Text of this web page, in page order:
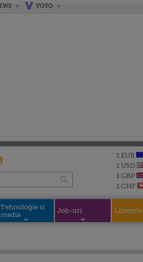
VOYO
1 EUR
1 USD
1 GBP
1 CHF
Tehnologie si
media
Job-uri Lifestyle